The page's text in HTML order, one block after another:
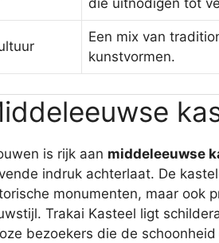
Een mix van
kunstvormen.
is rijk aan middeleeuwse
indruk achterlaat. De
monumenten, maar ook
Trakai Kasteel ligt
bezoekers die de